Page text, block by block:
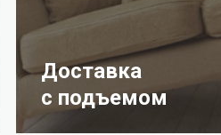
Доставка
с подъемом